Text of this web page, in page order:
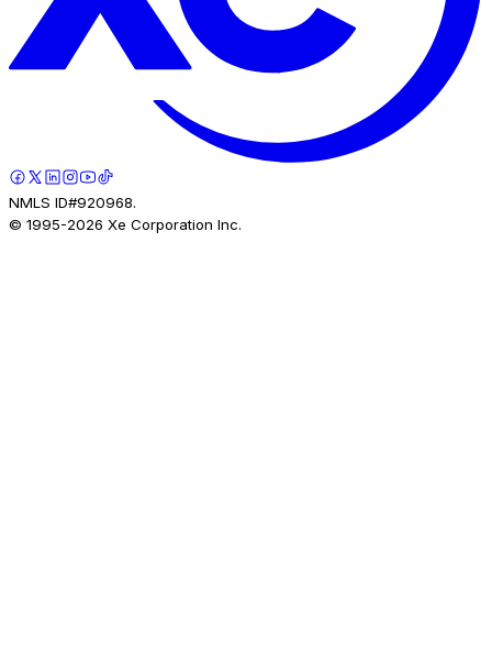
NMLS ID#920968.
© 1995-2026 Xe Corporation Inc.